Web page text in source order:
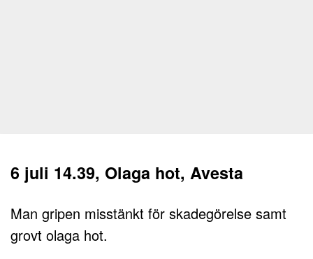
6 juli 14.39, Olaga hot, Avesta
Man gripen misstänkt för skadegörelse samt
grovt olaga hot.